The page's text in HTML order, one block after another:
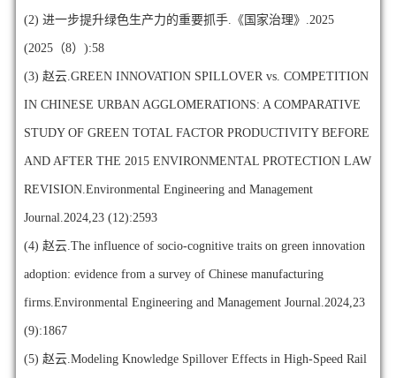
(2) 进一步提升绿色生产力的重要抓手.《国家治理》.2025
(2025（8）):58
(3) 赵云.GREEN INNOVATION SPILLOVER vs. COMPETITION
IN CHINESE URBAN AGGLOMERATIONS: A COMPARATIVE
STUDY OF GREEN TOTAL FACTOR PRODUCTIVITY BEFORE
AND AFTER THE 2015 ENVIRONMENTAL PROTECTION LAW
REVISION.Environmental Engineering and Management
Journal.2024,23 (12):2593
(4) 赵云.The influence of socio-cognitive traits on green innovation
adoption: evidence from a survey of Chinese manufacturing
firms.Environmental Engineering and Management Journal.2024,23
(9):1867
(5) 赵云.Modeling Knowledge Spillover Effects in High-Speed Rail